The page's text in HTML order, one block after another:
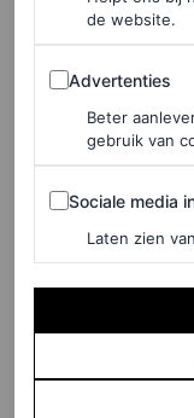
©GETTY
de website.
Advertenties
Advertenties
Beter
gebruik van
Sociale media in
Sociale media
Laten zien